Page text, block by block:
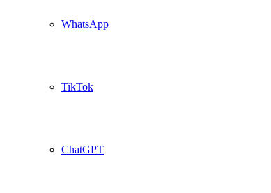
WhatsApp
TikTok
ChatGPT